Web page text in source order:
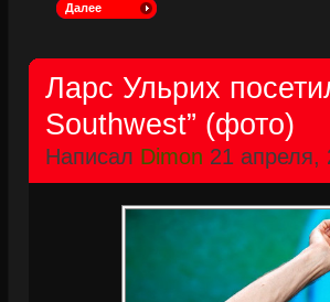
Далее
Ларс Ульрих
Southwest” (фото)
Написал Dimon 21 апреля,